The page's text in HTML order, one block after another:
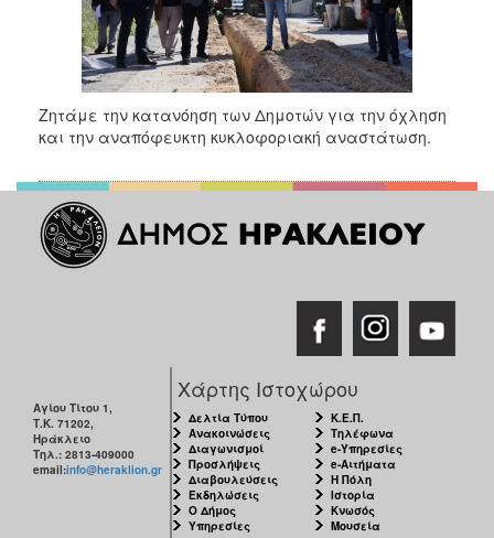
2010
2006
ΤΟΠΟΣ
ΠΟΛΙΤΙΣΜΟΣ
Ζητάμε την κατανόηση των Δημοτών για την όχληση
και την αναπόφευκτη κυκλοφοριακή αναστάτωση.
Αγίου Τίτου 1,
Τ.Κ. 71202,
Ηράκλειο
Τηλ.: 2813-409000
email:info@heraklion.gr
Χάρτης Ιστοχώρου
Δελτία Τύπου
Ανακοινώσεις
Διαγωνισμοί
Προσλήψεις
Διαβουλεύσεις
Εκδηλώσεις
Ο Δήμος
Υπηρεσίες
Κ.Ε.Π.
Τηλέφωνα
e-Υπηρεσίες
e-Αιτήματα
Η Πόλη
Ιστορία
Κνωσός
Μουσεία